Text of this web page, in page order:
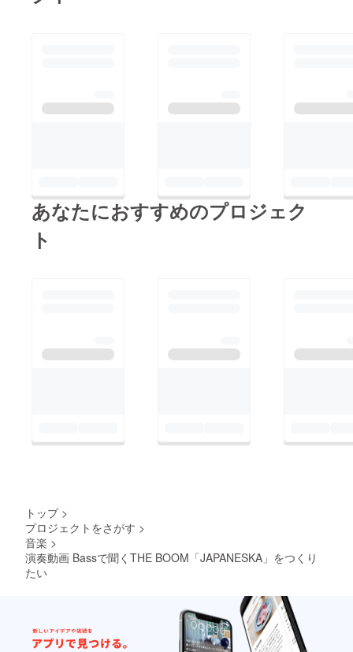
あなたにおすすめのプロジェク
ト
トップ >
プロジェクトをさがす >
音楽 >
演奏動画 Bassで聞くTHE BOOM「JAPANESKA」をつくり
たい